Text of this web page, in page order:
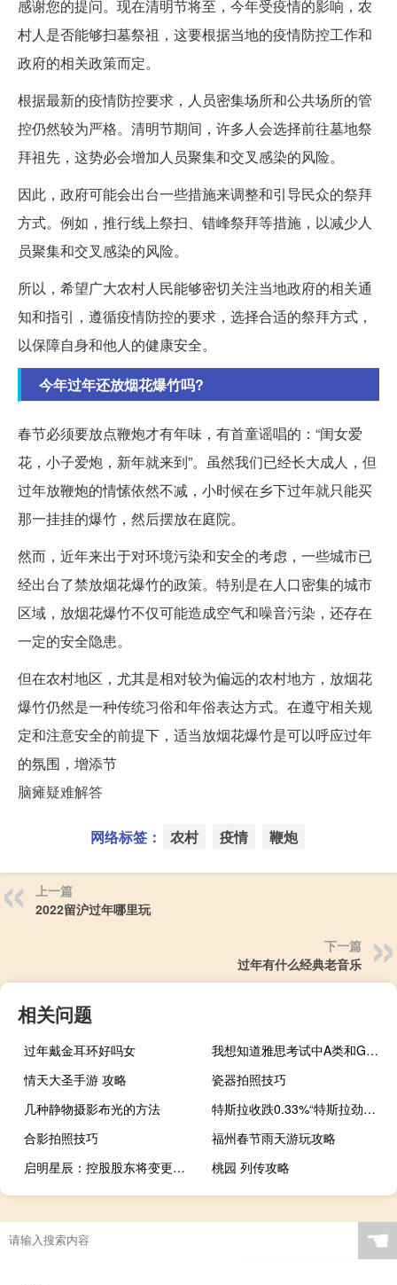
感谢您的提问。现在清明节将至，今年受疫情的影响，农
村人是否能够扫墓祭祖，这要根据当地的疫情防控工作和
政府的相关政策而定。
根据最新的疫情防控要求，人员密集场所和公共场所的管
控仍然较为严格。清明节期间，许多人会选择前往墓地祭
拜祖先，这势必会增加人员聚集和交叉感染的风险。
因此，政府可能会出台一些措施来调整和引导民众的祭拜
方式。例如，推行线上祭扫、错峰祭拜等措施，以减少人
员聚集和交叉感染的风险。
所以，希望广大农村人民能够密切关注当地政府的相关通
知和指引，遵循疫情防控的要求，选择合适的祭拜方式，
以保障自身和他人的健康安全。
今年过年还放烟花爆竹吗?
春节必须要放点鞭炮才有年味，有首童谣唱的：“闺女爱
花，小子爱炮，新年就来到”。虽然我们已经长大成人，但
过年放鞭炮的情愫依然不减，小时候在乡下过年就只能买
那一挂挂的爆竹，然后摆放在庭院。
然而，近年来出于对环境污染和安全的考虑，一些城市已
经出台了禁放烟花爆竹的政策。特别是在人口密集的城市
区域，放烟花爆竹不仅可能造成空气和噪音污染，还存在
一定的安全隐患。
但在农村地区，尤其是相对较为偏远的农村地方，放烟花
爆竹仍然是一种传统习俗和年俗表达方式。在遵守相关规
定和注意安全的前提下，适当放烟花爆竹是可以呼应过年
的氛围，增添节
脑瘫疑难解答
网络标签： 农村 疫情 鞭炮
上一篇
2022留沪过年哪里玩
下一篇
过年有什么经典老音乐
相关问题
过年戴金耳环好吗女
我想知道雅思考试中A类和G类具体有什么样的区别呢
情天大圣手游 攻略
瓷器拍照技巧
几种静物摄影布光的方法
特斯拉收跌0.33%“特斯拉劲敌”Rivian（RIVN）跌0.74%
合影拍照技巧
福州春节雨天游玩攻略
启明星辰：控股股东将变更为中移资本实控人将变更为中国移动集团
桃园 列传攻略
☚